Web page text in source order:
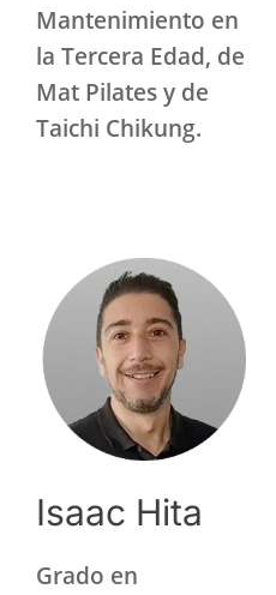
Mantenimiento en
la Tercera Edad, de
Mat Pilates y de
Taichi Chikung.
Isaac Hita
Grado en